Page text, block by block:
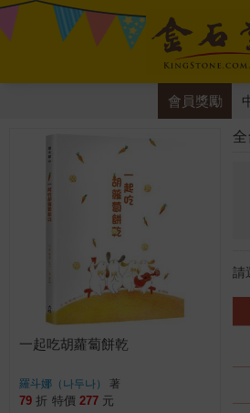
會員獎勵
請
一起吃胡蘿蔔餅乾
羅斗娜（나두나） 著
79 折 特價 277 元